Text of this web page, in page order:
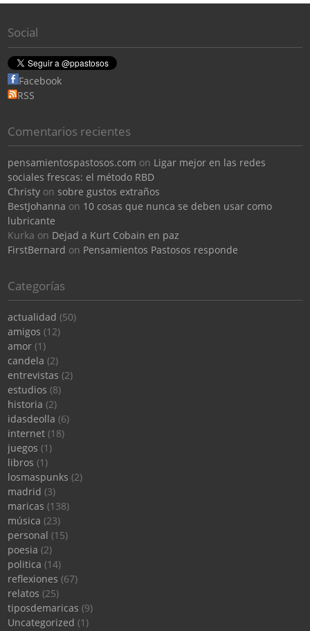
Social
Facebook
RSS
Comentarios recientes
pensamientospastosos.com on Ligar mejor en las redes
sociales frescas: el método RBD
Christy on sobre gustos extraños
BestJohanna on 10 cosas que nunca se deben usar como
lubricante
Kurka on Dejad a Kurt Cobain en paz
FirstBernard on Pensamientos Pastosos responde
Categorías
actualidad (50)
amigos (12)
amor (1)
candela (2)
entrevistas (2)
estudios (8)
historia (2)
idasdeolla (6)
internet (18)
juegos (1)
libros (1)
losmaspunks (2)
madrid (3)
maricas (138)
música (23)
personal (15)
poesia (2)
politica (14)
reflexiones (67)
relatos (25)
tiposdemaricas (9)
Uncategorized (1)